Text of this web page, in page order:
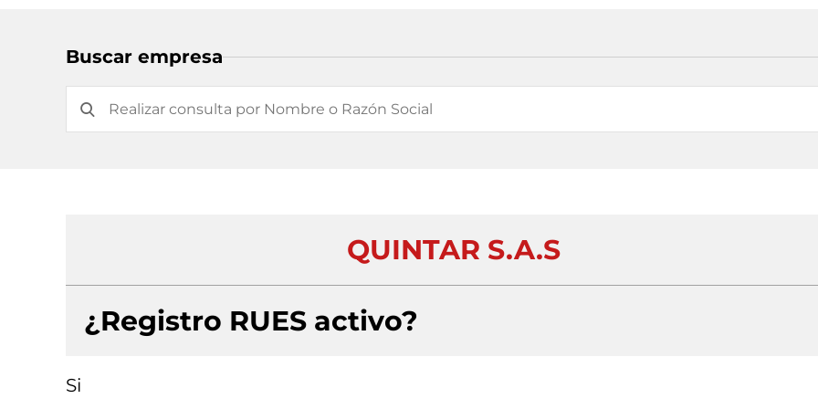
Buscar empresa
QUINTAR S.A.S
¿Registro RUES activo?
Si